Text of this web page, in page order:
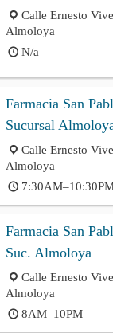
Calle Ernesto
Almoloya
N/a
Farmacia San
Sucursal
Calle Ernesto
Almoloya
Farmacia San
Suc. Almoloya
Calle Ernesto
Almoloya
8AM–10PM